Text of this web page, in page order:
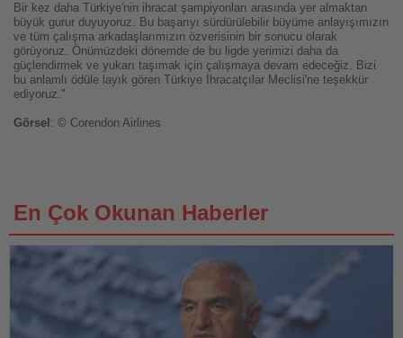
Bir kez daha Türkiye'nin ihracat şampiyonları arasında yer almaktan
büyük gurur duyuyoruz. Bu başarıyı sürdürülebilir büyüme anlayışımızın
ve tüm çalışma arkadaşlarımızın özverisinin bir sonucu olarak
görüyoruz. Önümüzdeki dönemde de bu ligde yerimizi daha da
güçlendirmek ve yukarı taşımak için çalışmaya devam edeceğiz. Bizi
bu anlamlı ödüle layık gören Türkiye İhracatçılar Meclisi'ne teşekkür
ediyoruz."
Görsel : © Corendon Airlines
En Çok Okunan Haberler